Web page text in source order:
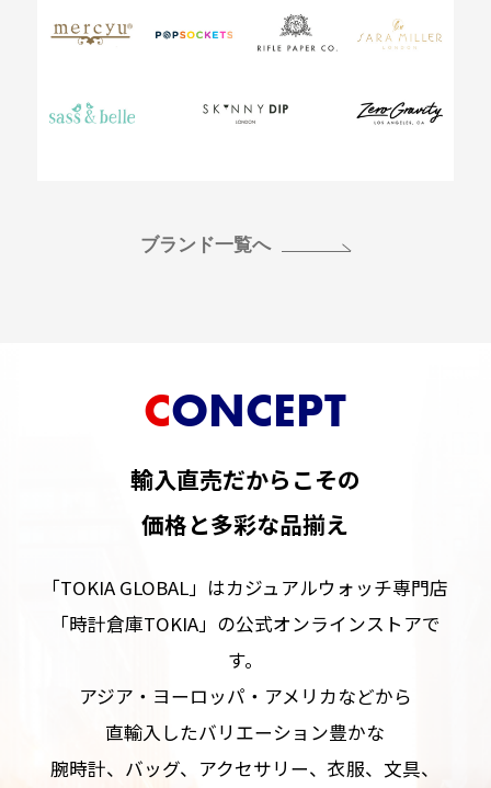
ブランド一覧へ
CONCEPT
輸入直売だからこその
価格と多彩な品揃え
「TOKIA GLOBAL」はカジュアルウォッチ専門店
「時計倉庫TOKIA」の公式オンラインストアで
す。
アジア・ヨーロッパ・アメリカなどから
直輸入したバリエーション豊かな
腕時計、バッグ、アクセサリー、衣服、文具、